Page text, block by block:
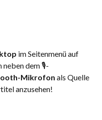
im Seitenmenü auf
neben dem 🎙-
Mikrofon als Quelle
anzusehen!